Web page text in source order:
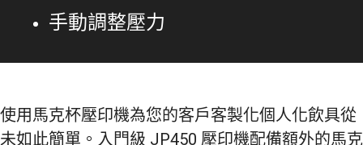
手動調整壓力
使用馬克杯壓印機為您的客戶客製化個人化飲具從
未如此簡單。入門級 JP450 壓印機配備額外的馬克